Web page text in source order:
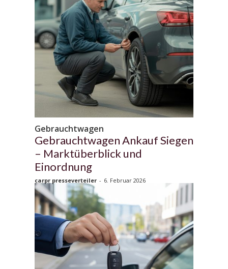
Gebrauchtwagen
Gebrauchtwagen Ankauf Siegen
– Marktüberblick und
Einordnung
carpr presseverteiler - 6. Februar 2026